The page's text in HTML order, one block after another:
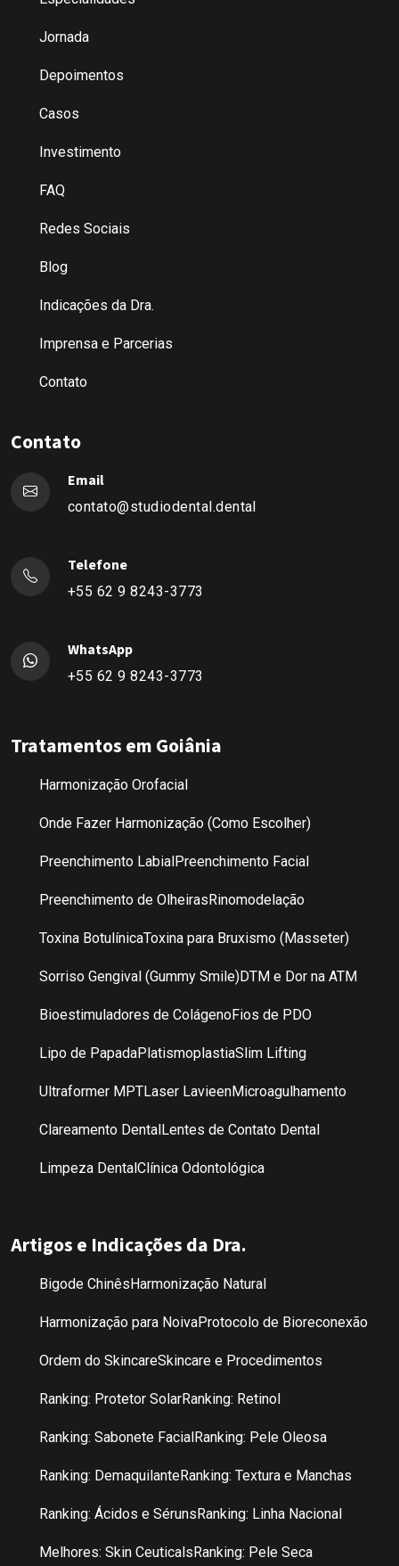
Jornada
Depoimentos
Casos
Investimento
FAQ
Redes Sociais
Blog
Indicações da Dra.
Imprensa e Parcerias
Contato
Contato
Email
contato@studiodental.dental
Telefone
+55 62 9 8243-3773
WhatsApp
+55 62 9 8243-3773
Tratamentos em Goiânia
Harmonização Orofacial
Onde Fazer Harmonização (Como Escolher)
Preenchimento LabialPreenchimento Facial
Preenchimento de OlheirasRinomodelação
Toxina BotulínicaToxina para Bruxismo (Masseter)
Sorriso Gengival (Gummy Smile)DTM e Dor na ATM
Bioestimuladores de ColágenoFios de PDO
Lipo de PapadaPlatismoplastiaSlim Lifting
Ultraformer MPTLaser LavieenMicroagulhamento
Clareamento DentalLentes de Contato Dental
Limpeza DentalClínica Odontológica
Artigos e Indicações da Dra.
Bigode ChinêsHarmonização Natural
Harmonização para NoivaProtocolo de Bioreconexão
Ordem do SkincareSkincare e Procedimentos
Ranking: Protetor SolarRanking: Retinol
Ranking: Sabonete FacialRanking: Pele Oleosa
Ranking: DemaquilanteRanking: Textura e Manchas
Ranking: Ácidos e SérunsRanking: Linha Nacional
Melhores: Skin CeuticalsRanking: Pele Seca